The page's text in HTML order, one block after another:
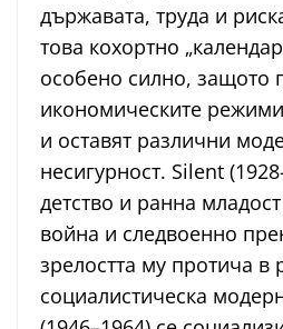
държавата, труда и
това кохортно
особено силно, защото
икономическите
и оставят различни
несигурност. Silent
детство и ранна
война и следвоенно
зрелостта му протича в
социалистическа